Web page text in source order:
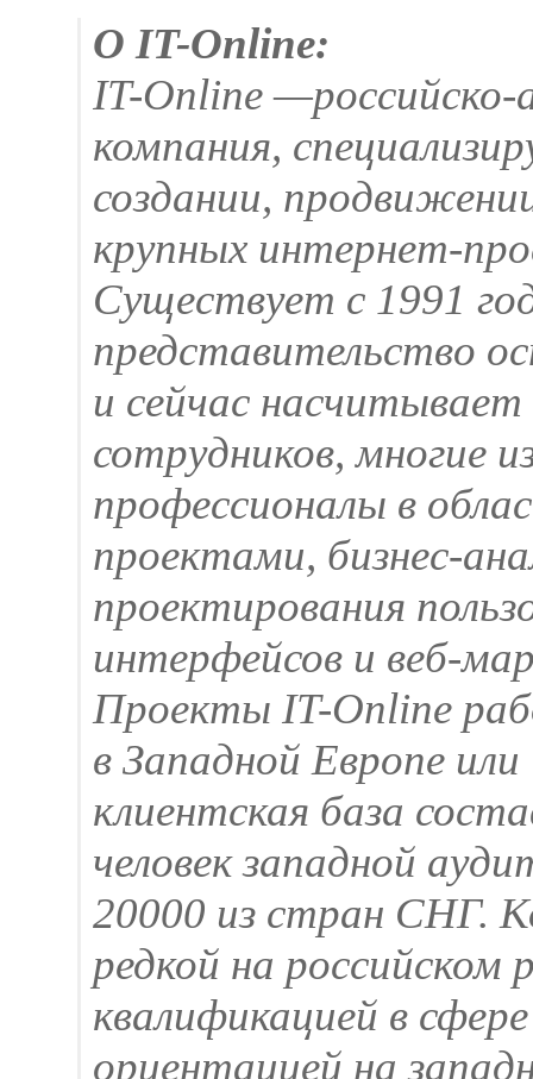
O IT-Online:
IT-Online —российско-
компания,
создании,
крупных интернет-
Cуществует с 1991
представительство
и сейчас насчитывает
сотрудников, многие
профессионалы в
проектами, бизнес-
проектирования
интерфейсов и веб-
Проекты IT-Online
в Западной Европе
клиентская база
человек западной
20000 из стран СНГ.
редкой на российском
квалификацией в
ориентацией на